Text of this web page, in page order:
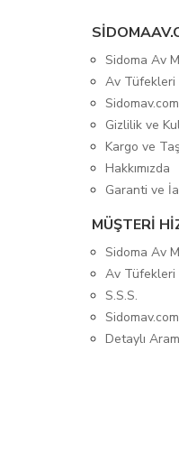
Sidoma Av
Av Tüfekleri
Gizlilik ve
Kargo ve
Hakkımızda
Garanti ve
MÜŞTERİ
Sidoma Av
Av Tüfekleri
S.S.S.
Detaylı